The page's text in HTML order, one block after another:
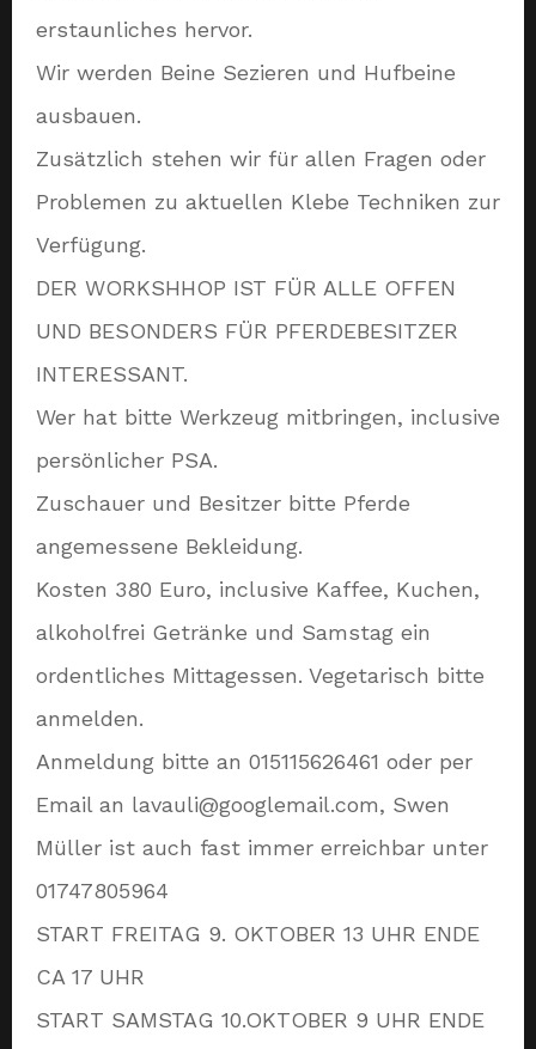
erstaunliches hervor.
Wir werden Beine Sezieren und Hufbeine
ausbauen.
Zusätzlich stehen wir für allen Fragen oder
Problemen zu aktuellen Klebe Techniken zur
Verfügung.
DER WORKSHHOP IST FÜR ALLE OFFEN
UND BESONDERS FÜR PFERDEBESITZER
INTERESSANT.
Wer hat bitte Werkzeug mitbringen, inclusive
persönlicher PSA.
Zuschauer und Besitzer bitte Pferde
angemessene Bekleidung.
Kosten 380 Euro, inclusive Kaffee, Kuchen,
alkoholfrei Getränke und Samstag ein
ordentliches Mittagessen. Vegetarisch bitte
anmelden.
Anmeldung bitte an 015115626461 oder per
Email an lavauli@googlemail.com, Swen
Müller ist auch fast immer erreichbar unter
01747805964
START FREITAG 9. OKTOBER 13 UHR ENDE
CA 17 UHR
START SAMSTAG 10.OKTOBER 9 UHR ENDE